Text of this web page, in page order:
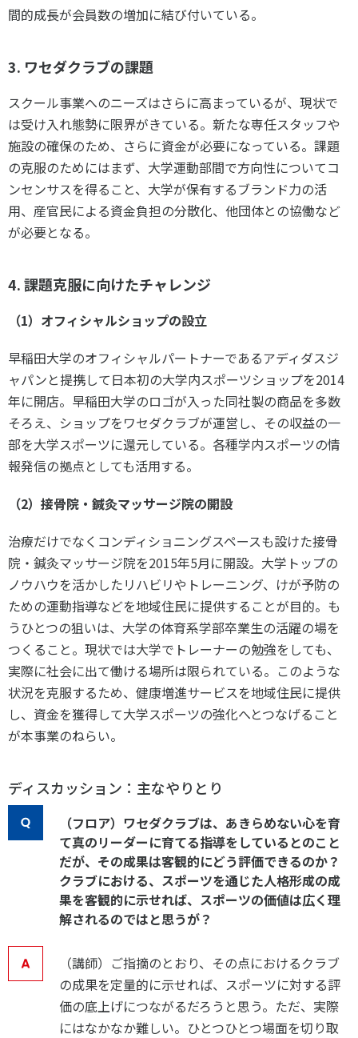
間的成長が会員数の増加に結び付いている。
3. ワセダクラブの課題
スクール事業へのニーズはさらに高まっているが、現状で
は受け入れ態勢に限界がきている。新たな専任スタッフや
施設の確保のため、さらに資金が必要になっている。課題
の克服のためにはまず、大学運動部間で方向性についてコ
ンセンサスを得ること、大学が保有するブランド力の活
用、産官民による資金負担の分散化、他団体との協働など
が必要となる。
4. 課題克服に向けたチャレンジ
（1）オフィシャルショップの設立
早稲田大学のオフィシャルパートナーであるアディダスジ
ャパンと提携して日本初の大学内スポーツショップを2014
年に開店。早稲田大学のロゴが入った同社製の商品を多数
そろえ、ショップをワセダクラブが運営し、その収益の一
部を大学スポーツに還元している。各種学内スポーツの情
報発信の拠点としても活用する。
（2）接骨院・鍼灸マッサージ院の開設
治療だけでなくコンディショニングスペースも設けた接骨
院・鍼灸マッサージ院を2015年5月に開設。大学トップの
ノウハウを活かしたリハビリやトレーニング、けが予防の
ための運動指導などを地域住民に提供することが目的。も
うひとつの狙いは、大学の体育系学部卒業生の活躍の場を
つくること。現状では大学でトレーナーの勉強をしても、
実際に社会に出て働ける場所は限られている。このような
状況を克服するため、健康増進サービスを地域住民に提供
し、資金を獲得して大学スポーツの強化へとつなげること
が本事業のねらい。
ディスカッション：主なやりとり
（フロア）ワセダクラブは、あきらめない心を育
て真のリーダーに育てる指導をしているとのこと
だが、その成果は客観的にどう評価できるのか？
クラブにおける、スポーツを通じた人格形成の成
果を客観的に示せれば、スポーツの価値は広く理
解されるのではと思うが？
（講師） ご指摘のとおり、その点におけるクラブ
の成果を定量的に示せれば、スポーツに対する評
価の底上げにつながるだろうと思う。ただ、実際
にはなかなか難しい。ひとつひとつ場面を切り取